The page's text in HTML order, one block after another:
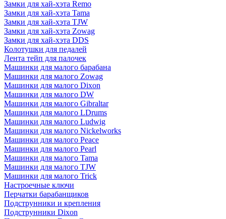
Замки для хай-хэта Remo
Замки для хай-хэта Tama
Замки для хай-хэта TJW
Замки для хай-хэта Zowag
Замки для хай-хэта DDS
Колотушки для педалей
Лента тейп для палочек
Машинки для малого барабана
Машинки для малого Zowag
Машинки для малого Dixon
Машинки для малого DW
Машинки для малого Gibraltar
Машинки для малого LDrums
Машинки для малого Ludwig
Машинки для малого Nickelworks
Машинки для малого Peace
Машинки для малого Pearl
Машинки для малого Tama
Машинки для малого TJW
Машинки для малого Trick
Настроечные ключи
Перчатки барабанщиков
Подструнники и крепления
Подструнники Dixon